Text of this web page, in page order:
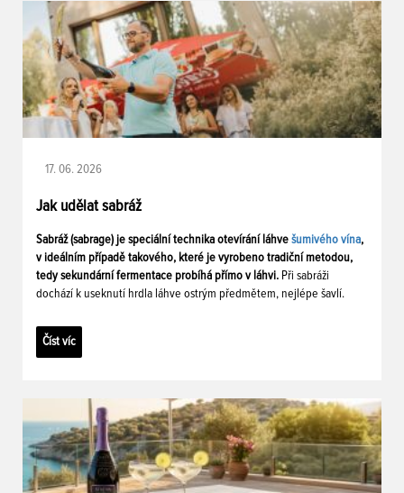
17. 06. 2026
Jak udělat sabráž
Sabráž (sabrage) je speciální technika otevírání láhve šumivého vína,
v ideálním případě takového, které je vyrobeno tradiční metodou,
tedy sekundární fermentace probíhá přímo v láhvi. Při sabráži
dochází k useknutí hrdla láhve ostrým předmětem, nejlépe šavlí.
Číst víc